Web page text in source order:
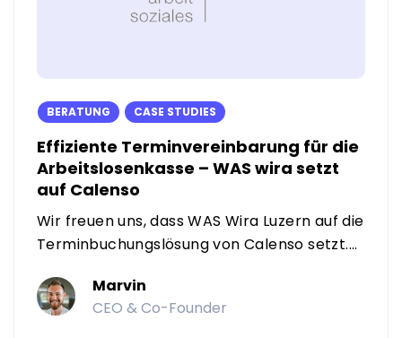
BERATUNG CASE STUDIES
Effiziente Terminvereinbarung für die
Arbeitslosenkasse – WAS wira setzt
auf Calenso
Wir freuen uns, dass WAS Wira Luzern auf die
Terminbuchungslösung von Calenso setzt....
Marvin
CEO & Co-Founder